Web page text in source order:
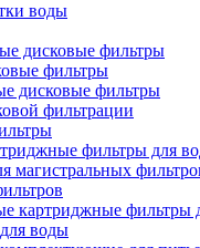
воды
дисковые фильтры
фильтры
дисковые фильтры
фильтрации
фильтры для
магистральных
картриджные фильтры
воды